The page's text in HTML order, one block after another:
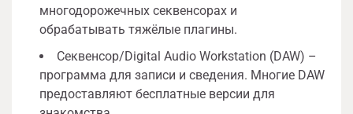
многодорожечных секвенсорах и
обрабатывать тяжёлые плагины.
Секвенсор/Digital Audio Workstation (DAW) –
программа для записи и сведения. Многие DAW
предоставляют бесплатные версии для